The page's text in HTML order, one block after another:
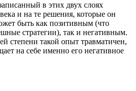
в этих двух слоях
и на те решения, которые он
быть как позитивным (что
стратегии), так и негативным.
степени такой опыт травматичен,
на себе именно его негативное